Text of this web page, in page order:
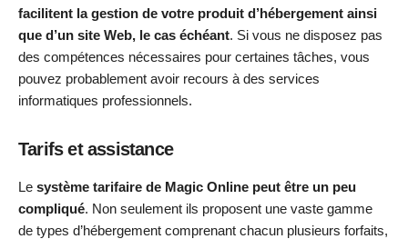
facilitent la gestion de votre produit d’hébergement ainsi
que d’un site Web, le cas échéant. Si vous ne disposez pas
des compétences nécessaires pour certaines tâches, vous
pouvez probablement avoir recours à des services
informatiques professionnels.
Tarifs et assistance
Le système tarifaire de Magic Online peut être un peu
compliqué. Non seulement ils proposent une vaste gamme
de types d’hébergement comprenant chacun plusieurs forfaits,